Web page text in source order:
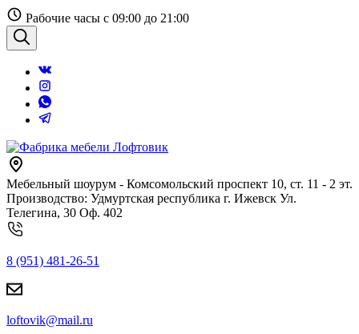
Перейти
к
содержанию
Рабочие часы с 09:00 до 21:00
Поиск
Мебельный шоурум - Комсомольский проспект 10, ст. 11 - 2 эт.
Производство: Удмуртская республика г. Ижевск Ул.
Телегина, 30 Оф. 402
8 (951) 481-26-51
loftovik@mail.ru